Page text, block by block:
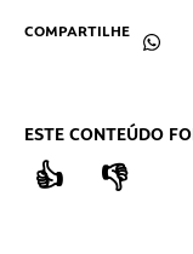
COMPARTILHE
ESTE CONTEÚDO
👍 👎